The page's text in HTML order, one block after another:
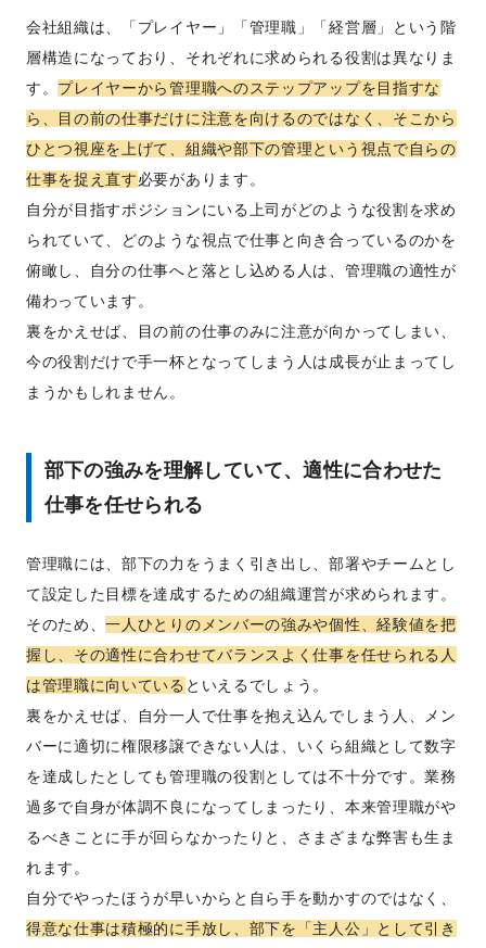
会社組織は、「プレイヤー」「管理職」「経営層」という階
層構造になっており、それぞれに求められる役割は異なりま
す。 プレイヤーから管理職へのステップアップを目指すな
ら、目の前の仕事だけに注意を向けるのではなく、そこから
ひとつ視座を上げて、組織や部下の管理という視点で自らの
仕事を捉え直す必要があります。
自分が目指すポジションにいる上司がどのような役割を求め
られていて、どのような視点で仕事と向き合っているのかを
俯瞰し、自分の仕事へと落とし込める人は、管理職の適性が
備わっています。
裏をかえせば、目の前の仕事のみに注意が向かってしまい、
今の役割だけで手一杯となってしまう人は成長が止まってし
まうかもしれません。
部下の強みを理解していて、適性に合わせた
仕事を任せられる
管理職には、部下の力をうまく引き出し、部署やチームとし
て設定した目標を達成するための組織運営が求められます。
そのため、一人ひとりのメンバーの強みや個性、経験値を把
握し、その適性に合わせてバランスよく仕事を任せられる人
は管理職に向いている といえるでしょう。
裏をかえせば、自分一人で仕事を抱え込んでしまう人、メン
バーに適切に権限移譲できない人は、いくら組織として数字
を達成したとしても管理職の役割としては不十分です。業務
過多で自身が体調不良になってしまったり、本来管理職がや
るべきことに手が回らなかったりと、さまざまな弊害も生ま
れます。
自分でやったほうが早いからと自ら手を動かすのではなく、
得意な仕事は積極的に手放し、部下を「主人公」として引き